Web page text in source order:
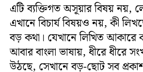
এটি ব্যক্তিগত অসূয়ার বিষয় নয়,
এখানে বিচার্য বিষয়ও নয়, কী
বড় কথা। যেখানে লিখিত আকারে
আবার বাংলা ভাষায়, ধীরে ধীরে
উঠছে, সেখানে বড়-ছোট সব